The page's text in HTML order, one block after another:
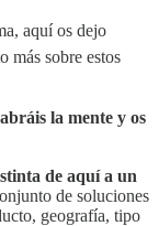
aquí os dejo
más sobre estos
abráis la mente y os
de aquí a un
de soluciones
geografía, tipo